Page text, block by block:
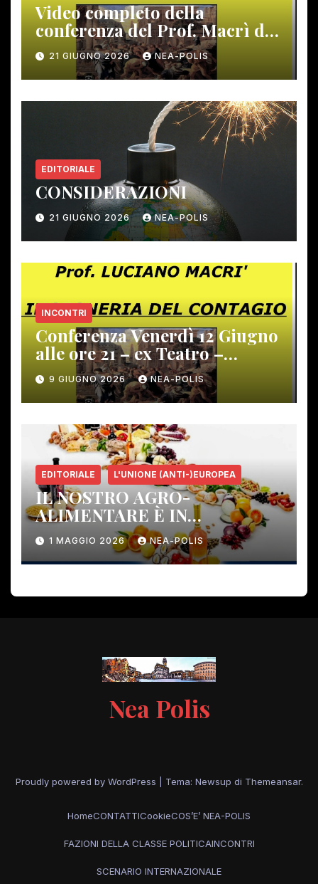
Video completo della
conferenza del Prof. Macrì del
12 giugno scorso
21 GIUGNO 2026 NEA-POLIS
EDITORIALE
CONSIDERAZIONI
21 GIUGNO 2026 NEA-POLIS
INCONTRI
Conferenza Venerdì 12 Giugno
alle ore 21 – ex Teatro –
Gambassi Terme –
9 GIUGNO 2026 NEA-POLIS
EDITORIALE L'UNIONE (ANTI-)EUROPEA
IL NOSTRO AGRO-
ALIMENTARE È IN
PERICOLO!
1 MAGGIO 2026 NEA-POLIS
Nea Polis
Proudly powered by WordPress Tema: Newsup di Themeansar.
HomeCONTATTICookieCOS’E’ NEA-POLIS
FAZIONI DELLA CLASSE POLITICAINCONTRI
SCENARIO INTERNAZIONALE